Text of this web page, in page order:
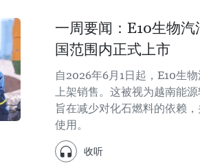
一周要闻：E10生物
国范围内正式上市
自2026年6月1日起，E10生
上架销售。这被视为越南能
旨在减少对化石燃料的依赖
使用。
收听